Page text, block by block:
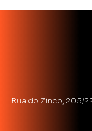
Rua do Zinco, 205/